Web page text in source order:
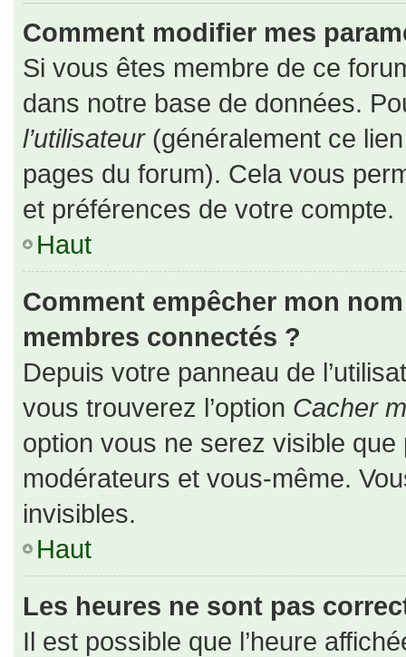
Comment modifier mes
Si vous êtes membre de ce
dans notre base de données.
l’utilisateur(généralement ce
pages du forum). Cela vous
et préférences de votre compte.
Haut
Comment empêcher mon
membres connectés ?
Depuis votre panneau de
vous trouverez l’option Cacher
option vous ne serez visible
modérateurs et vous-même.
invisibles.
Haut
Les heures ne sont pas
Il est possible que l’heure